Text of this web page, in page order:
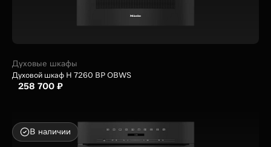
Духовые шкафы
Духовой шкаф H 7260 BP OBWS
258 700 ₽
В наличии